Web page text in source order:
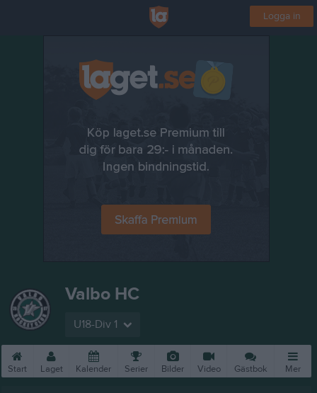
Logga in
Valbo HC
U18-Div 1
Start Laget Kalender Serier Bilder Video Gästbok Mer